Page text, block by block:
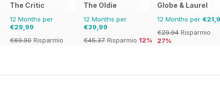
The Critic
12 Months per
€29,99
€69.90 Risparmio
The Oldie
12 Months per
€39,99
€45.37 Risparmio 12%
Globe & Laurel
12 Months per
€29.94 Risparmio
27%